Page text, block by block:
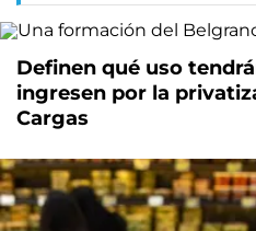
Definen qué uso
ingresen por la
Cargas